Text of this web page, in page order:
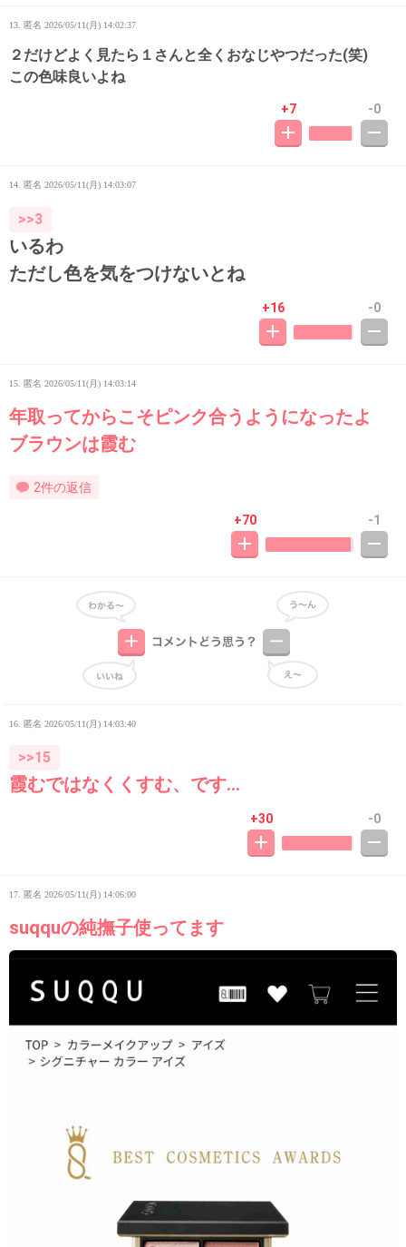
13. 匿名 2026/05/11(月) 14:02:37
２だけどよく見たら１さんと全くおなじやつだった(笑)
この色味良いよね
+7 -0
14. 匿名 2026/05/11(月) 14:03:07
>>3
いるわ
ただし色を気をつけないとね
+16 -0
15. 匿名 2026/05/11(月) 14:03:14
年取ってからこそピンク合うようになったよ
ブラウンは霞む
2件の返信
+70 -1
16. 匿名 2026/05/11(月) 14:03:40
>>15
霞むではなくくすむ、です…
+30 -0
17. 匿名 2026/05/11(月) 14:06:00
suqquの純撫子使ってます